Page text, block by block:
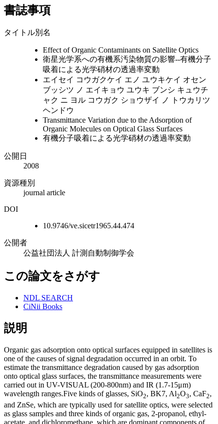
書誌事項
タイトル別名
Effect of Organic Contaminants on Satellite Optics
衛星光学系への有機系汚染物質の影響--有機分子
吸着による光学硝材の透過率変動
エイセイ コウガクケイ エノ ユウキケイ オセン
ブッシツ ノ エイキョウ ユウキ ブンシ キュウチ
ャク ニ ヨル コウガク ショウザイ ノ トウカリツ
ヘンドウ
Transmittance Variation due to the Adsorption of
Organic Molecules on Optical Glass Surfaces
有機分子吸着による光学硝材の透過率変動
公開日
2008
資源種別
journal article
DOI
10.9746/ve.sicetr1965.44.474
公開者
公益社団法人 計測自動制御学会
この論文をさがす
NDL SEARCH
CiNii Books
説明
Organic gas adsorption onto optical surfaces equipped in satellites is
one of the causes of signal degradation occurred in an orbit. To
estimate the transmittance degradation caused by gas adsorption
onto optical glass surfaces, the transmittance measurements were
carried out in UV-VISUAL (200-800nm) and IR (1.7-15μm)
wavelength ranges.Five kinds of glasses, SiO2, BK7, Al2O3, CaF2,
and ZnSe, which are typically used for satellite optics, were selected
as glass samples and three kinds of organic gas, 2-propanol, ethyl-
acetate, and dichloromethane, which are dominant components of